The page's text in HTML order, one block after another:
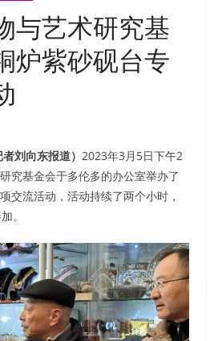
与艺术研究基
炉紫砂砚台专
刘向东报道） 2023年3月5日下午2
究基金会于多伦多的办公室举办了
交流活动，活动持续了两个小时，
。